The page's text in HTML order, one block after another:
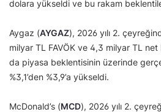
dolara yükseldi ve bu rakam
Aygaz (AYGAZ), 2026 yılı 2.
milyar TL FAVÖK ve 4,3 milyar TL net
da piyasa beklentisinin üzerinde
%3,1’den %3,9’a yükseldi.
McDonald’s (MCD), 2026 yılı 2.